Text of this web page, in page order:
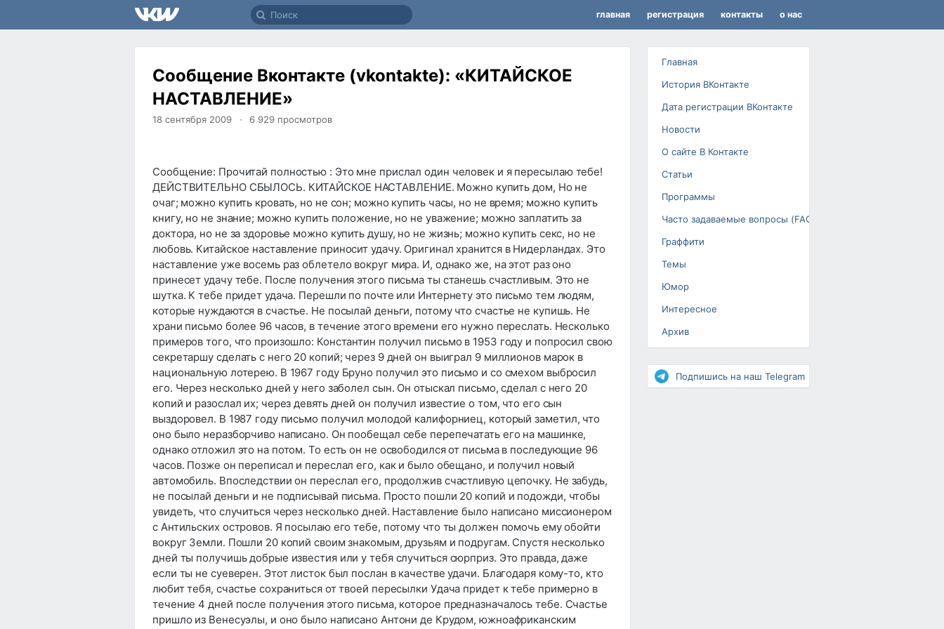
главная регистрация контакты о нас
Главная
История ВКонтакте
Дата регистрации ВКонтакте
Новости
О сайте В Контакте
Статьи
Программы
Часто задаваемые вопросы (FAQ)
Граффити
Темы
Юмор
Интересное
Архив
Повышение рейтинга
Подпишись на наш Telegram
Сообщение Вконтакте (vkontakte): «КИТАЙСКОЕ
НАСТАВЛЕНИЕ»
18 сентября 2009 6 929 просмотров
Сообщение: Прочитай полностью : Это мне прислал один человек и я пересылаю тебе!
ДЕЙСТВИТЕЛЬНО СБЫЛОСЬ. КИТАЙСКОЕ НАСТАВЛЕНИЕ. Можно купить дом, Но не
очаг; можно купить кровать, но не сон; можно купить часы, но не время; можно купить
книгу, но не знание; можно купить положение, но не уважение; можно заплатить за
доктора, но не за здоровье можно купить душу, но не жизнь; можно купить секс, но не
любовь. Китайское наставление приносит удачу. Оригинал хранится в Нидерландах. Это
наставление уже восемь раз облетело вокруг мира. И, однако же, на этот раз оно
принесет удачу тебе. После получения этого письма ты станешь счастливым. Это не
шутка. К тебе придет удача. Перешли по почте или Интернету это письмо тем людям,
которые нуждаются в счастье. Не посылай деньги, потому что счастье не купишь. Не
храни письмо более 96 часов, в течение этого времени его нужно переслать. Несколько
примеров того, что произошло: Константин получил письмо в 1953 году и попросил свою
секретаршу сделать с него 20 копий; через 9 дней он выиграл 9 миллионов марок в
национальную лотерею. В 1967 году Бруно получил это письмо и со смехом выбросил
его. Через несколько дней у него заболел сын. Он отыскал письмо, сделал с него 20
копий и разослал их; через девять дней он получил известие о том, что его сын
выздоровел. В 1987 году письмо получил молодой калифорниец, который заметил, что
оно было неразборчиво написано. Он пообещал себе перепечатать его на машинке,
однако отложил это на потом. То есть он не освободился от письма в последующие 96
часов. Позже он переписал и переслал его, как и было обещано, и получил новый
автомобиль. Впоследствии он переслал его, продолжив счастливую цепочку. Не забудь,
не посылай деньги и не подписывай письма. Просто пошли 20 копий и подожди, чтобы
увидеть, что случиться через несколько дней. Наставление было написано миссионером
с Антильских островов. Я посылаю его тебе, потому что ты должен помочь ему обойти
вокруг Земли. Пошли 20 копий своим знакомым, друзьям и подругам. Спустя несколько
дней ты получишь добрые известия или у тебя случиться сюрприз. Это правда, даже
если ты не суеверен. Этот листок был послан в качестве удачи. Благодаря кому-то, кто
любит тебя, счастье сохраниться от твоей пересылки Удача придет к тебе примерно в
течение 4 дней после получения этого письма, которое предназначалось тебе. Счастье
пришло из Венесуэлы, и оно было написано Антони де Крудом, южноафриканским